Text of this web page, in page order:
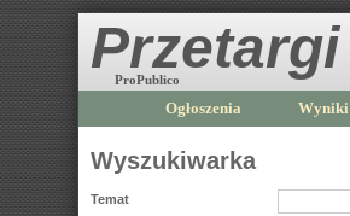
Przetargi
ProPublico
Ogłoszenia Wyniki
Wyszukiwarka
Temat